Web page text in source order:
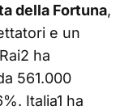
della Fortuna,
e un
ha
561.000
Italia1 ha